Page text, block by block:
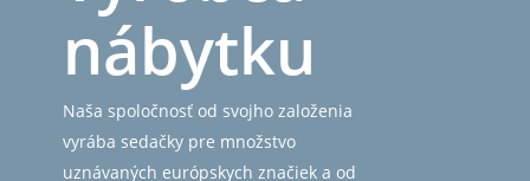
nábytku
Naša spoločnosť od svojho založenia
vyrába sedačky pre množstvo
uznávaných európskych značiek a od